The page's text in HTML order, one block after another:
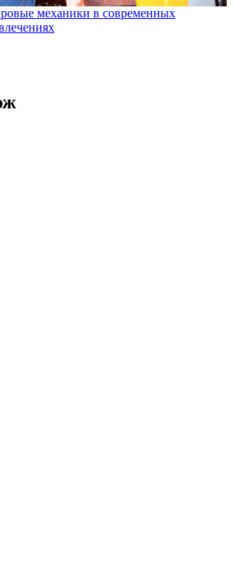
механики в современных